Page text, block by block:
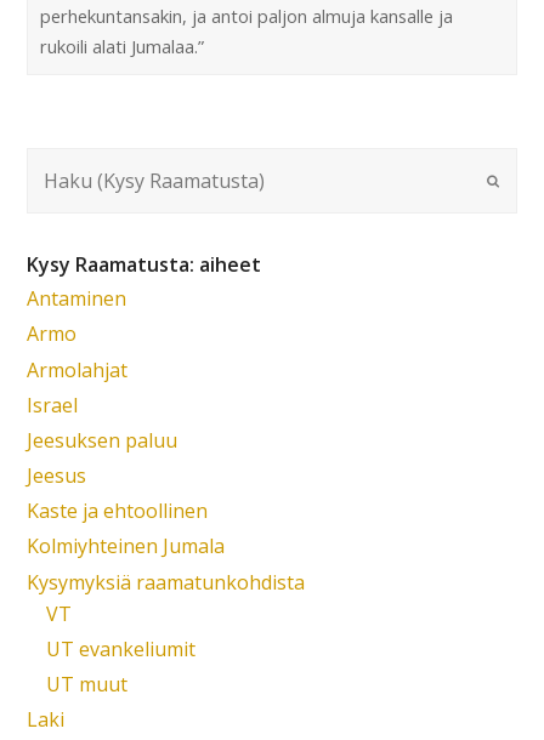
perhekuntansakin, ja antoi paljon almuja kansalle ja
rukoili alati Jumalaa.”
Kysy Raamatusta: aiheet
Antaminen
Armo
Armolahjat
Israel
Jeesuksen paluu
Jeesus
Kaste ja ehtoollinen
Kolmiyhteinen Jumala
Kysymyksiä raamatunkohdista
VT
UT evankeliumit
UT muut
Laki